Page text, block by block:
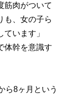
筋肉がついて
も、女の子ら
います」
体幹を意識す
ら8ヶ月という